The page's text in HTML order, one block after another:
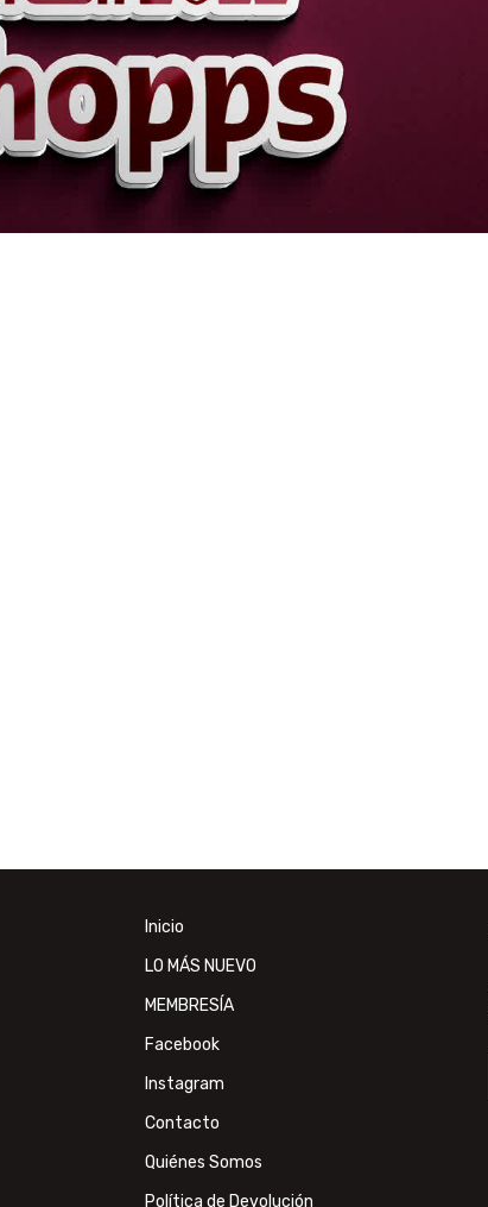
Inicio
LO MÁS NUEVO
MEMBRESÍA
Facebook
Instagram
Contacto
Quiénes Somos
Política de Devolución